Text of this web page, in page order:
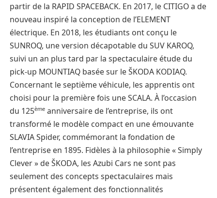
partir de la RAPID SPACEBACK. En 2017, le CITIGO a de
nouveau inspiré la conception de l’ELEMENT
électrique. En 2018, les étudiants ont conçu le
SUNROQ, une version décapotable du SUV KAROQ,
suivi un an plus tard par la spectaculaire étude du
pick-up MOUNTIAQ basée sur le ŠKODA KODIAQ.
Concernant le septième véhicule, les apprentis ont
choisi pour la première fois une SCALA. À l’occasion
du 125ème anniversaire de l’entreprise, ils ont
transformé le modèle compact en une émouvante
SLAVIA Spider, commémorant la fondation de
l’entreprise en 1895. Fidèles à la philosophie « Simply
Clever » de ŠKODA, les Azubi Cars ne sont pas
seulement des concepts spectaculaires mais
présentent également des fonctionnalités